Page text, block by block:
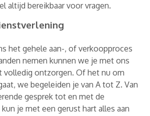
altijd bereikbaar voor vragen.
het gehele aan-, of verkoopproces
nemen kunnen we je met ons
volledig ontzorgen. Of het nu om
we begeleiden je van A tot Z. Van
gesprek tot en met de
je met een gerust hart alles aan